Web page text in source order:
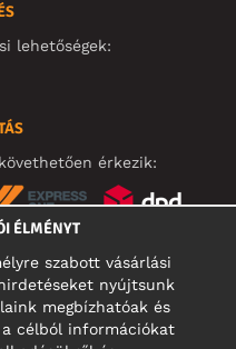
lehetőségek:
érkezik:
MÉDIA
ÉLMÉNYT
szabott vásárlási
nyújtsunk
megbízhatóak és
a célból információkat